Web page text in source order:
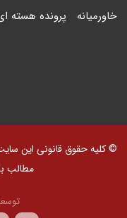
خاورمیانه پرونده هسته
© کلیه حقوق قانونی این
مطالب